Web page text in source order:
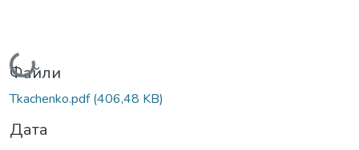
Вантажиться...
Файли
Tkachenko.pdf(406,48 KB)
Дата